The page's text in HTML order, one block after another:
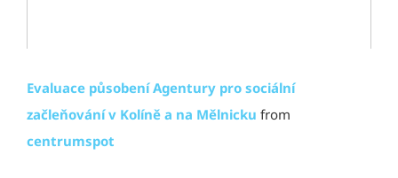
Evaluace působení Agentury pro sociální
začleňování v Kolíně a na Mělnicku from
centrumspot